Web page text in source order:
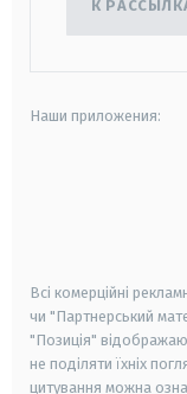
К
Наши приложения:
Всі комерційні
чи "Партнерський
"Позиція"
не поділяти їхніх
цитування можна